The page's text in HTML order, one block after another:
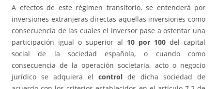
A efectos de este régimen transitorio, se entenderá por
inversiones extranjeras directas aquellas inversiones como
consecuencia de las cuales el inversor pase a ostentar una
participación igual o superior al 10 por 100 del capital
social de la sociedad española, o cuando como
consecuencia de la operación societaria, acto o negocio
jurídico se adquiera el control de dicha sociedad de